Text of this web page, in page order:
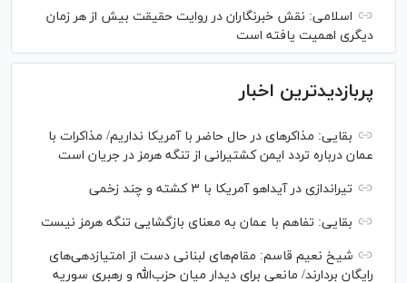
اسلامی: نقش خبرنگاران در روایت حقیقت بیش از هر زمان
دیگری اهمیت یافته است
پربازدیدترین اخبار
بقایی: مذاکره‎ای در حال حاضر با آمریکا نداریم/ مذاکرات با
عمان درباره تردد ایمن کشتیرانی از تنگه هرمز در جریان است
تیراندازی در آیداهو آمریکا با ۳ کشته و چند زخمی
بقایی: تفاهم با عمان به معنای بازگشایی تنگه هرمز نیست
شیخ نعیم قاسم: مقام‌های لبنانی دست از امتیازدهی‌های
رایگان بردارند/ مانعی برای دیدار میان حزب‌الله و رهبری سوریه